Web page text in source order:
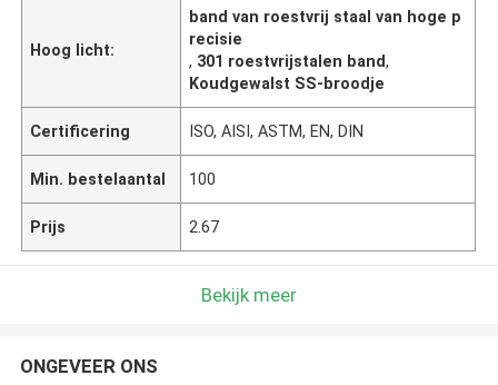
Hoog licht:
band van roestvrij staal van hoge p
recisie
, 301 roestvrijstalen band,
Koudgewalst SS-broodje
Certificering ISO, AISI, ASTM, EN, DIN
Min. bestelaantal 100
Prijs 2.67
Bekijk meer
ONGEVEER ONS